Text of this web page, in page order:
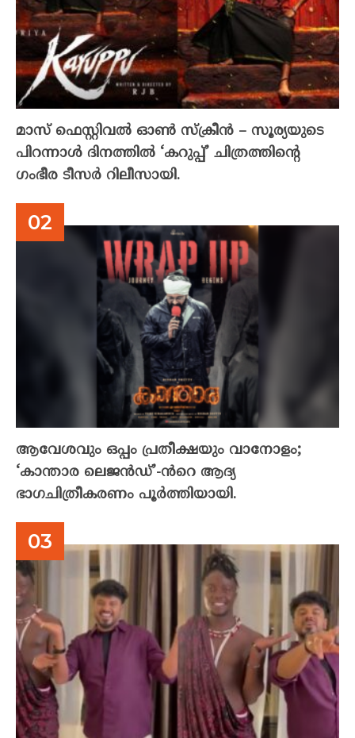
മാസ് ഫെസ്റ്റിവൽ ഓൺ സ്‌ക്രീൻ – സൂര്യയുടെ
പിറന്നാൾ ദിനത്തിൽ ‘കറുപ്പ്’ ചിത്രത്തിന്റെ
ഗംഭീര ടീസർ റിലീസായി.
ആവേശവും ഒപ്പം പ്രതീക്ഷയും വാനോളം;
‘കാന്താര ലെജൻഡ്’-ൻറെ ആദ്യ
ഭാഗചിത്രീകരണം പൂർത്തിയായി.